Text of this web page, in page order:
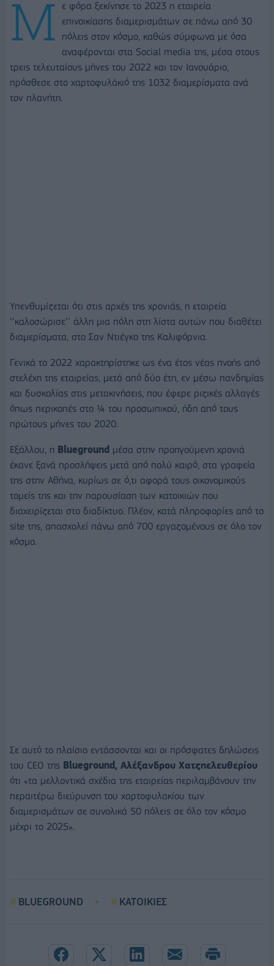
Μ
ε φόρα ξεκίνησε το 2023 η εταιρεία
επινοικίασης διαμερισμάτων σε πάνω από 30
πόλεις στον κόσμο, καθώς σύμφωνα με όσα
αναφέρονται στα Social media της, μέσα στους
τρεις τελευταίους μήνες του 2022 και τον Ιανουάριο,
πρόσθεσε στο χαρτοφυλάκιό της 1032 διαμερίσματα ανά
τον πλανήτη.
Υπενθυμίζεται ότι στις αρχές της χρονιάς, η εταιρεία
‘’καλοσώρισε’’ άλλη μια πόλη στη λίστα αυτών που διαθέτει
διαμερίσματα, στο Σαν Ντιέγκο της Καλιφόρνια.
Γενικά το 2022 χαρακτηρίστηκε ως ένα έτος νέας πνοής από
στελέχη της εταιρείας, μετά από δύο έτη, εν μέσω πανδημίας
και δυσκολίας στις μετακινήσεις, που έφερε ριζικές αλλαγές
όπως περικοπές στο ¼ του προσωπικού, ήδη από τους
πρώτους μήνες του 2020.
Εξάλλου, η Blueground μέσα στην προηγούμενη χρονιά
έκανε ξανά προσλήψεις μετά από πολύ καιρό, στα γραφεία
της στην Αθήνα, κυρίως σε ό,τι αφορά τους οικονομικούς
τομείς της και την παρουσίαση των κατοικιών που
διαχειρίζεται στο διαδίκτυο. Πλέον, κατά πληροφορίες από το
site της, απασχολεί πάνω από 700 εργαζομένους σε όλο τον
κόσμο.
Σε αυτό το πλαίσιο εντάσσονται και οι πρόσφατες δηλώσεις
του CEO της Blueground, Αλέξανδρου Χατζηελευθερίου
ότι «τα μελλοντικά σχέδια της εταιρείας περιλαμβάνουν την
περαιτέρω διεύρυνση του χαρτοφυλακίου των
διαμερισμάτων σε συνολικά 50 πόλεις σε όλο τον κόσμο
μέχρι το 2025».
BLUEGROUND ΚΑΤΟΙΚΙΕΣ